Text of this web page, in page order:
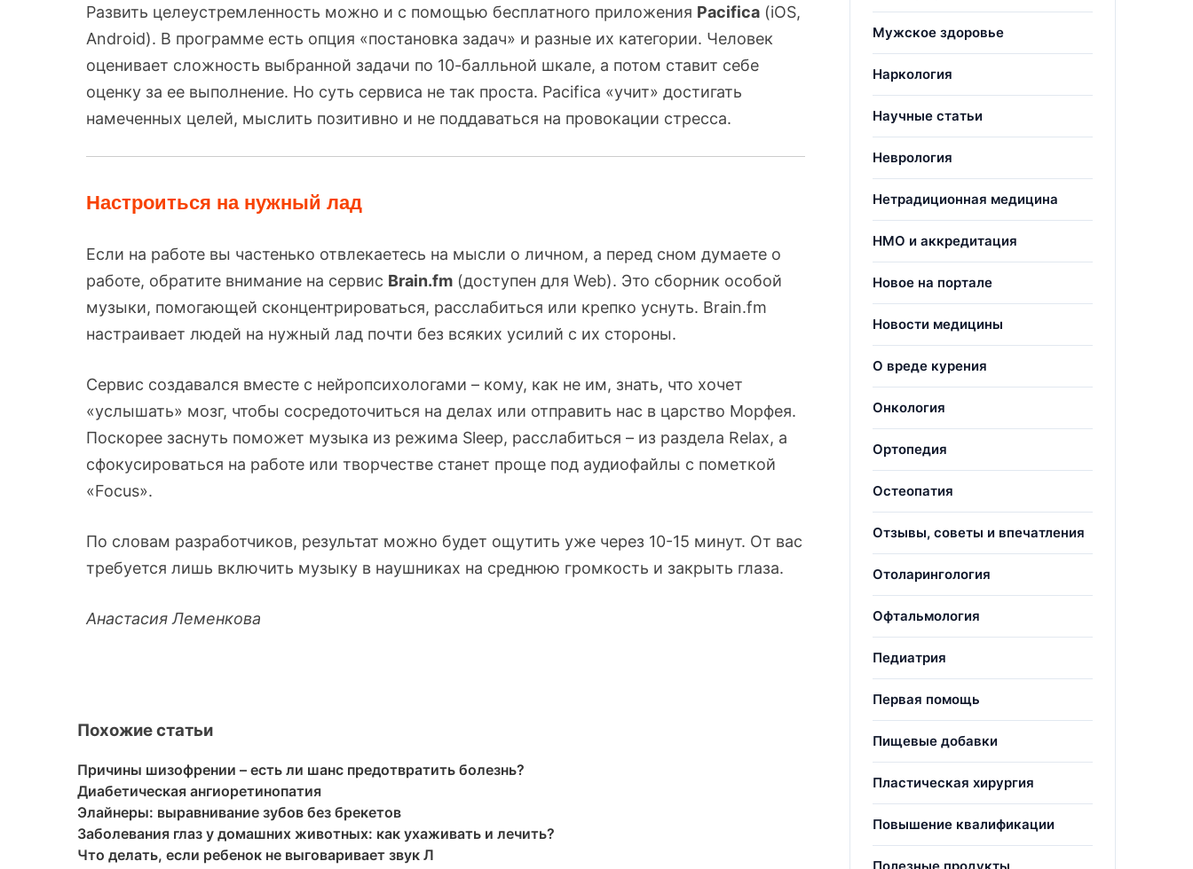
Развить целеустремленность можно и с помощью бесплатного приложения Pacifica (iOS,
Android). В программе есть опция «постановка задач» и разные их категории. Человек
оценивает сложность выбранной задачи по 10-балльной шкале, а потом ставит себе
оценку за ее выполнение. Но суть сервиса не так проста. Pacifica «учит» достигать
намеченных целей, мыслить позитивно и не поддаваться на провокации стресса.
Настроиться на нужный лад
Если на работе вы частенько отвлекаетесь на мысли о личном, а перед сном думаете о
работе, обратите внимание на сервис Brain.fm (доступен для Web). Это сборник особой
музыки, помогающей сконцентрироваться, расслабиться или крепко уснуть. Brain.fm
настраивает людей на нужный лад почти без всяких усилий с их стороны.
Сервис создавался вместе с нейропсихологами – кому, как не им, знать, что хочет
«услышать» мозг, чтобы сосредоточиться на делах или отправить нас в царство Морфея.
Поскорее заснуть поможет музыка из режима Sleep, расслабиться – из раздела Relax, а
сфокусироваться на работе или творчестве станет проще под аудиофайлы с пометкой
«Focus».
По словам разработчиков, результат можно будет ощутить уже через 10-15 минут. От вас
требуется лишь включить музыку в наушниках на среднюю громкость и закрыть глаза.
Анастасия Леменкова
Похожие статьи
Причины шизофрении – есть ли шанс предотвратить болезнь?
Диабетическая ангиоретинопатия
Элайнеры: выравнивание зубов без брекетов
Заболевания глаз у домашних животных: как ухаживать и лечить?
Что делать, если ребенок не выговаривает звук Л
Мужское здоровье
Наркология
Научные статьи
Неврология
Нетрадиционная медицина
НМО и аккредитация
Новое на портале
Новости медицины
О вреде курения
Онкология
Ортопедия
Остеопатия
Отзывы, советы и впечатления
Отоларингология
Офтальмология
Педиатрия
Первая помощь
Пищевые добавки
Пластическая хирургия
Повышение квалификации